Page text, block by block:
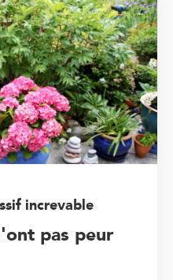
increvable
pas peur